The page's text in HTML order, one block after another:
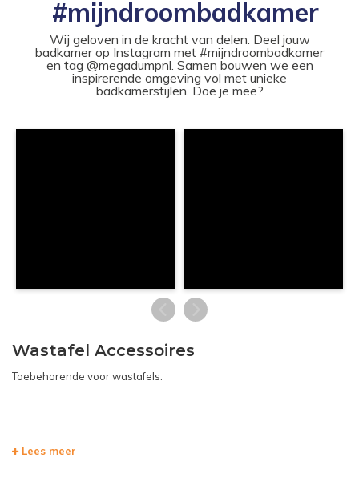
#mijndroombadkamer
Wij geloven in de kracht van delen. Deel jouw
badkamer op Instagram met #mijndroombadkamer
en tag @megadumpnl. Samen bouwen we een
inspirerende omgeving vol met unieke
badkamerstijlen. Doe je mee?
Wastafel Accessoires
Toebehorende voor wastafels.
Lees meer